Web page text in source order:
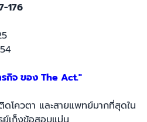
176
กิจ ของ The Act."
โควตา และสายแพทย์มากที่สุดใน